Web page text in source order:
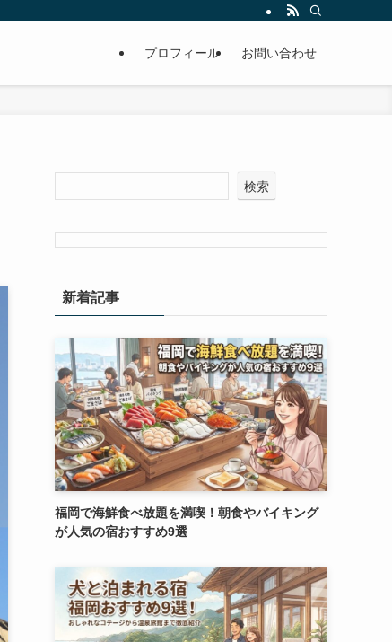
プロフィール お問い合わせ
検索
新着記事
福岡で海鮮食べ放題を満喫！朝食やバイキング
が人気の宿おすすめ9選